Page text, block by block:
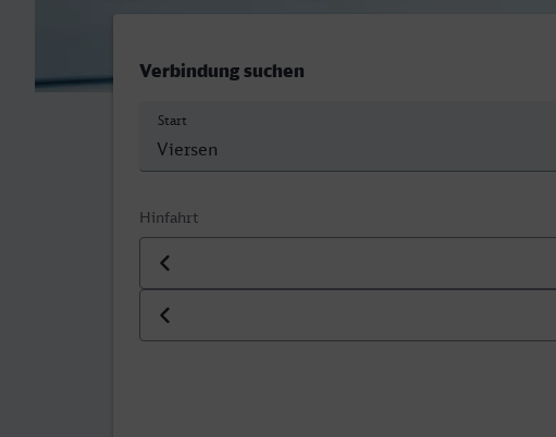
Verbindung suchen
Start
Hinfahrt
Datum der Hinfahrt
Uhrzeit der Hinfahrt